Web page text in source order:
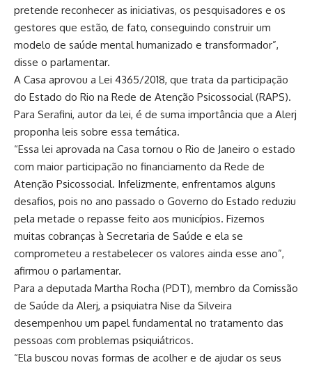
pretende reconhecer as iniciativas, os pesquisadores e os
gestores que estão, de fato, conseguindo construir um
modelo de saúde mental humanizado e transformador”,
disse o parlamentar.
A Casa aprovou a Lei 4365/2018, que trata da participação
do Estado do Rio na Rede de Atenção Psicossocial (RAPS).
Para Serafini, autor da lei, é de suma importância que a Alerj
proponha leis sobre essa temática.
“Essa lei aprovada na Casa tornou o Rio de Janeiro o estado
com maior participação no financiamento da Rede de
Atenção Psicossocial. Infelizmente, enfrentamos alguns
desafios, pois no ano passado o Governo do Estado reduziu
pela metade o repasse feito aos municípios. Fizemos
muitas cobranças à Secretaria de Saúde e ela se
comprometeu a restabelecer os valores ainda esse ano”,
afirmou o parlamentar.
Para a deputada Martha Rocha (PDT), membro da Comissão
de Saúde da Alerj, a psiquiatra Nise da Silveira
desempenhou um papel fundamental no tratamento das
pessoas com problemas psiquiátricos.
“Ela buscou novas formas de acolher e de ajudar os seus